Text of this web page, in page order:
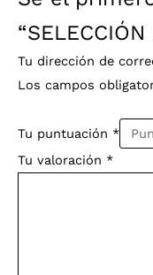
Tu dirección de
Los campos
Tu puntuación *
Tu valoración *